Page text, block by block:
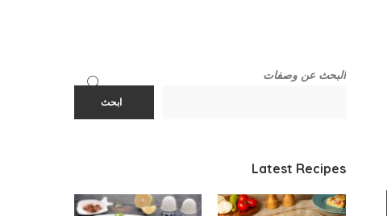
البحث عن وصفات
ابحث
Latest Recipes